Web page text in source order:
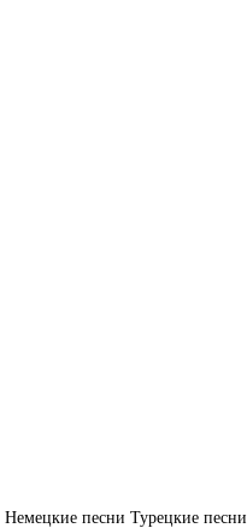
Немецкие песни Турецкие песни